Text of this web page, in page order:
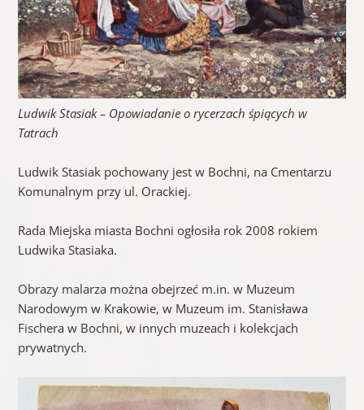
Ludwik Stasiak – Opowiadanie o rycerzach śpiących w
Tatrach
Ludwik Stasiak pochowany jest w Bochni, na Cmentarzu
Komunalnym przy ul. Orackiej.
Rada Miejska miasta Bochni ogłosiła rok 2008 rokiem
Ludwika Stasiaka.
Obrazy malarza można obejrzeć m.in. w Muzeum
Narodowym w Krakowie, w Muzeum im. Stanisława
Fischera w Bochni, w innych muzeach i kolekcjach
prywatnych.